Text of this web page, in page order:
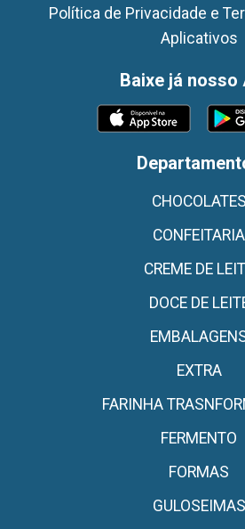
Política de Privacidade e
Aplicativos
Baixe já nosso
CHOCOLATES
CONFEITARIA
CREME DE
DOCE DE
EXTRA
FARINHA
FERMENTO
FORMAS
GULOSEIMAS